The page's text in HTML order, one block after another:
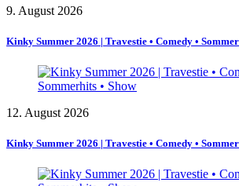
9. August 2026
Kinky Summer 2026 | Travestie • Comedy •
12. August 2026
Kinky Summer 2026 | Travestie • Comedy •